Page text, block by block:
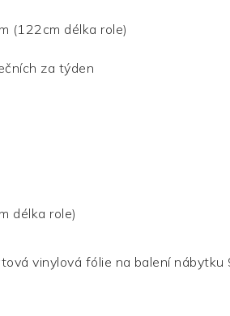
(122cm délka role)
za týden
délka role)